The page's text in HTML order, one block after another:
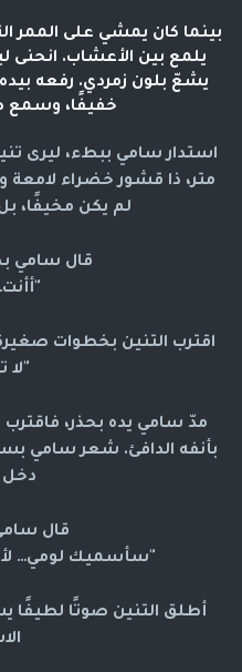
بينما كان يمشي على الممر
يلمع بين الأعشاب. انحنى
يشعّ بلون زمردي. رفعه
خفيفًا، وسمع
استدار سامي ببطء، ليرى
متر، ذا قشور خضراء
لم يكن مخيفًا،
قال سامي
اقترب التنين بخطوات
"لا
مدّ سامي يده بحذر،
بأنفه الدافئ. شعر سامي
دخل
قال
"سأسميك لومي…
أطلق التنين صوتًا لطيفًا